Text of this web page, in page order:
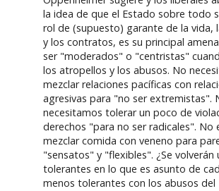
la idea de que el Estado sobre todo
rol de (supuesto) garante de la vida,
y los contratos, es su principal
ser "moderados" o "centristas"
los atropellos y los abusos. No
mezclar relaciones pacíficas con
agresivas para "no ser extremistas".
necesitamos tolerar un poco de
derechos "para no ser radicales". No
mezclar comida con veneno para
"sensatos" y "flexibles". ¿Se volverán
tolerantes en lo que es asunto de
menos tolerantes con los abusos del